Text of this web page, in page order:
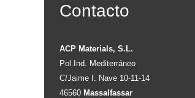
Contacto
ACP Materials, S.L.
Pol.Ind. Mediterráneo
C/Jaime I. Nave 10-11-14
46560 Massalfassar